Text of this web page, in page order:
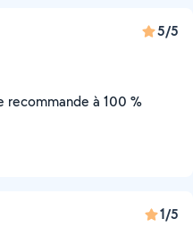
5/5
recommande à 100 %
1/5